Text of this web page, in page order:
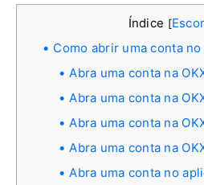
Índice [
Como abrir uma conta no
Abra uma conta na
Abra uma conta na
Abra uma conta na
Abra uma conta na
Abra uma conta no